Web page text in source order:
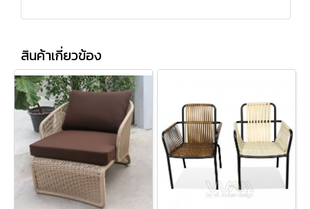
สินค้าเกี่ยวข้อง